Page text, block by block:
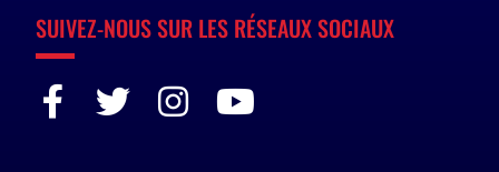
SUIVEZ-NOUS SUR LES RÉSEAUX SOCIAUX